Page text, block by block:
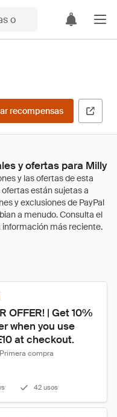
recompensas
y ofertas para Milly
OFFER! | Get 10%
when you use
at checkout.
Primera compra
42 usos